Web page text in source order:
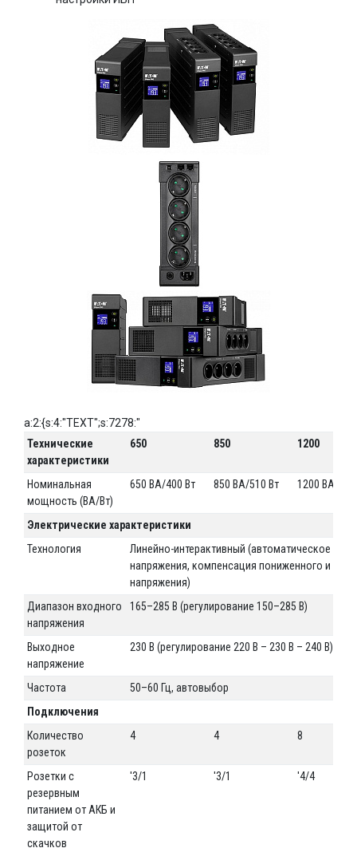
a:2:{s:4:"TEXT";s:7278:"
Технические
характеристики
650 850 1200
Номинальная
мощность (ВА/Вт)
650 ВА/400 Вт 850 ВА/510 Вт 1200 ВА/750
Электрические характеристики
Технология
Линейно-интерактивный (автоматическое
напряжения, компенсация пониженного и
напряжения)
Диапазон входного
напряжения
165–285 В (регулирование 150–285 В)
Выходное
напряжение
230 В (регулирование 220 В – 230 В – 240 В)
Частота
50–60 Гц, автовыбор
Подключения
Количество
розеток
4 4 8
Розетки с
резервным
питанием от АКБ и
защитой от
скачков
'3/1 '3/1 '4/4